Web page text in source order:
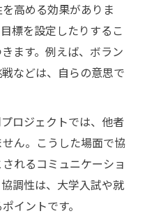
高める効果がありま
標を設定したりするこ
ます。例えば、ボラン
などは、自らの意思で
ロジェクトでは、他者
ん。こうした場面で協
れるコミュニケーショ
調性は、大学入試や就
イントです。